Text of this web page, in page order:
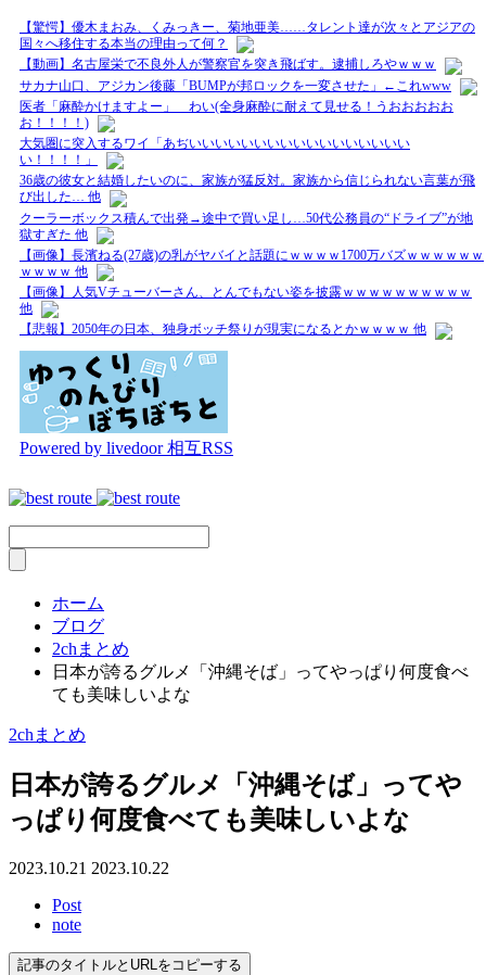
【驚愕】優木まおみ、くみっきー、菊地亜美……タレント達が次々とアジアの
国々へ移住する本当の理由って何？
【動画】名古屋栄で不良外人が警察官を突き飛ばす。逮捕しろやｗｗｗ
サカナ山口、アジカン後藤「BUMPが邦ロックを一変させた」←これwww
医者「麻酔かけますよー」 わい(全身麻酔に耐えて見せる！うおおおおお
お！！！！)
大気圏に突入するワイ「あぢいいいいいいいいいいいいいいいいい
い！！！！」
36歳の彼女と結婚したいのに、家族が猛反対。家族から信じられない言葉が飛
び出した… 他
クーラーボックス積んで出発→途中で買い足し…50代公務員の“ドライブ”が地
獄すぎた 他
【画像】長濱ねる(27歳)の乳がヤバイと話題にｗｗｗｗ1700万バズｗｗｗｗｗｗ
ｗｗｗｗ 他
【画像】人気Vチューバーさん、とんでもない姿を披露ｗｗｗｗｗｗｗｗｗｗ
他
【悲報】2050年の日本、独身ボッチ祭りが現実になるとかｗｗｗｗ 他
Powered by livedoor 相互RSS
ホーム
ブログ
2chまとめ
日本が誇るグルメ「沖縄そば」ってやっぱり何度食べ
ても美味しいよな
2chまとめ
日本が誇るグルメ「沖縄そば」ってや
っぱり何度食べても美味しいよな
2023.10.21 2023.10.22
Post
note
記事のタイトルとURLをコピーする